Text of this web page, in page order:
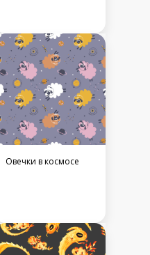
Овечки в космосе